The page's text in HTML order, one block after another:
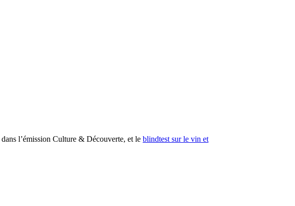
dans l’émission Culture & Découverte, et le blindtest sur le vin et